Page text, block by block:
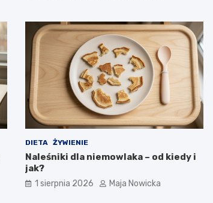
DIETA ŻYWIENIE
Naleśniki dla niemowlaka – od kiedy i
jak?
1 sierpnia 2026 Maja Nowicka